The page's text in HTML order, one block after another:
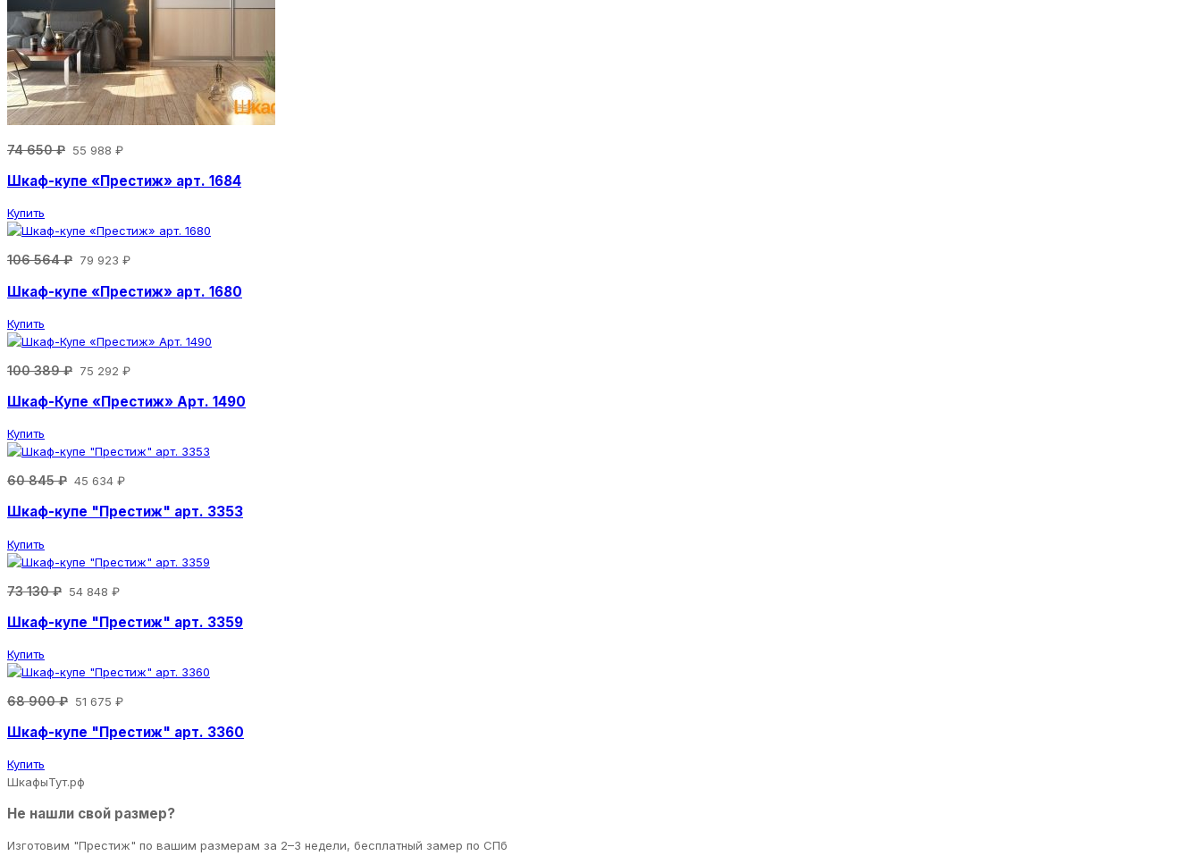
74 650 ₽ 55 988 ₽
Шкаф-купе «Престиж» арт. 1684
Купить
106 564 ₽ 79 923 ₽
Шкаф-купе «Престиж» арт. 1680
Купить
100 389 ₽ 75 292 ₽
Шкаф-Купе «Престиж» Арт. 1490
Купить
60 845 ₽ 45 634 ₽
Шкаф-купе "Престиж" арт. 3353
Купить
73 130 ₽ 54 848 ₽
Шкаф-купе "Престиж" арт. 3359
Купить
68 900 ₽ 51 675 ₽
Шкаф-купе "Престиж" арт. 3360
Купить
ШкафыТут.рф
Не нашли свой размер?
Изготовим "Престиж" по вашим размерам за 2–3 недели, бесплатный замер по СПб